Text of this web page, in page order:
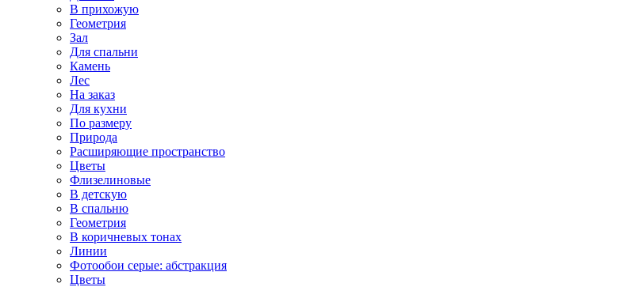
В прихожую
Геометрия
Зал
Для спальни
Камень
Лес
На заказ
Для кухни
По размеру
Природа
Расширяющие пространство
Цветы
Флизелиновые
В детскую
В спальню
Геометрия
В коричневых тонах
Линии
Фотообои серые: абстракция
Цветы